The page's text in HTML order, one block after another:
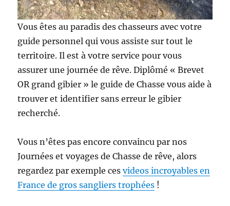
Vous êtes au paradis des chasseurs avec votre
guide personnel qui vous assiste sur tout le
territoire. Il est à votre service pour vous
assurer une journée de rêve. Diplômé « Brevet
OR grand gibier » le guide de Chasse vous aide à
trouver et identifier sans erreur le gibier
recherché.
Vous n’êtes pas encore convaincu par nos
Journées et voyages de Chasse de rêve, alors
regardez par exemple cesvideos incroyables en
France de gros sangliers trophées !